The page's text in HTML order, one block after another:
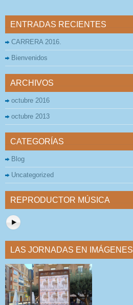
ENTRADAS RECIENTES
CARRERA 2016.
Bienvenidos
ARCHIVOS
octubre 2016
octubre 2013
CATEGORÍAS
Blog
Uncategorized
REPRODUCTOR MÚSICA
LAS JORNADAS EN IMÁGENES